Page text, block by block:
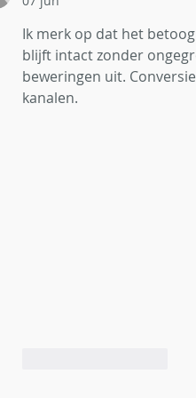
Ik merk op dat het
blijft intact zonder
beweringen uit.
kanalen.